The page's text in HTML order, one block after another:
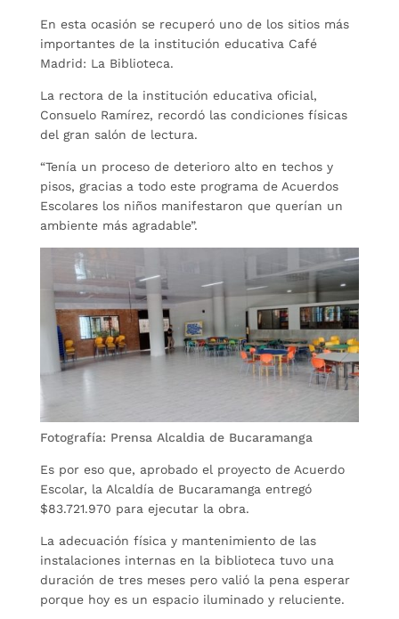
En esta ocasión se recuperó uno de los sitios más
importantes de la institución educativa Café
Madrid: La Biblioteca.
La rectora de la institución educativa oficial,
Consuelo Ramírez, recordó las condiciones físicas
del gran salón de lectura.
“Tenía un proceso de deterioro alto en techos y
pisos, gracias a todo este programa de Acuerdos
Escolares los niños manifestaron que querían un
ambiente más agradable”.
Fotografía: Prensa Alcaldia de Bucaramanga
Es por eso que, aprobado el proyecto de Acuerdo
Escolar, la Alcaldía de Bucaramanga entregó
$83.721.970 para ejecutar la obra.
La adecuación física y mantenimiento de las
instalaciones internas en la biblioteca tuvo una
duración de tres meses pero valió la pena esperar
porque hoy es un espacio iluminado y reluciente.